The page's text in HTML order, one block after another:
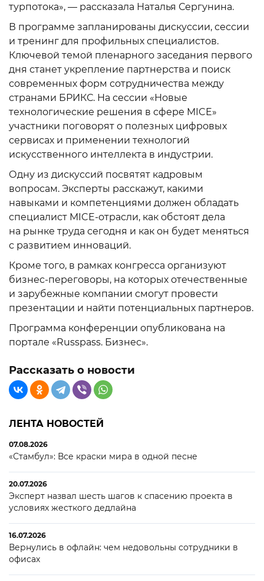
турпотока», — рассказала Наталья Сергунина.
В программе запланированы дискуссии, сессии
и тренинг для профильных специалистов.
Ключевой темой пленарного заседания первого
дня станет укрепление партнерства и поиск
современных форм сотрудничества между
странами БРИКС. На сессии «Новые
технологические решения в сфере MICE»
участники поговорят о полезных цифровых
сервисах и применении технологий
искусственного интеллекта в индустрии.
Одну из дискуссий посвятят кадровым
вопросам. Эксперты расскажут, какими
навыками и компетенциями должен обладать
специалист MICE-отрасли, как обстоят дела
на рынке труда сегодня и как он будет меняться
с развитием инноваций.
Кроме того, в рамках конгресса организуют
бизнес-переговоры, на которых отечественные
и зарубежные компании смогут провести
презентации и найти потенциальных партнеров.
Программа конференции опубликована на
портале «Russpass. Бизнес».
Рассказать о новости
ЛЕНТА НОВОСТЕЙ
07.08.2026
«Стамбул»: Все краски мира в одной песне
20.07.2026
Эксперт назвал шесть шагов к спасению проекта в
условиях жесткого дедлайна
16.07.2026
Вернулись в офлайн: чем недовольны сотрудники в
офисах